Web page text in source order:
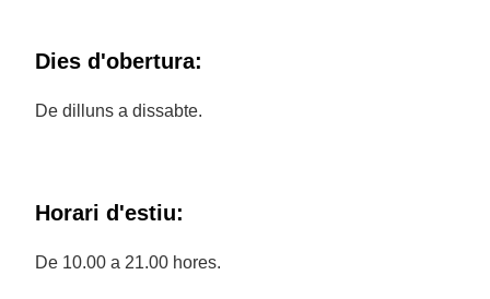
Dies d'obertura:
De dilluns a dissabte.
Horari d'estiu:
De 10.00 a 21.00 hores.